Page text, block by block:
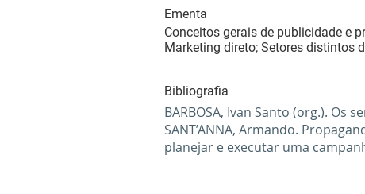
Ementa
Conceitos gerais de publicidade e
Marketing direto; Setores distintos
Bibliografia
BARBOSA, Ivan Santo (org.).
SANT’ANNA, Armando.
planejar e executar uma